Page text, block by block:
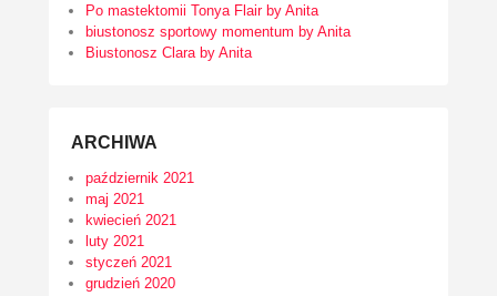
Po mastektomii Tonya Flair by Anita
biustonosz sportowy momentum by Anita
Biustonosz Clara by Anita
ARCHIWA
październik 2021
maj 2021
kwiecień 2021
luty 2021
styczeń 2021
grudzień 2020